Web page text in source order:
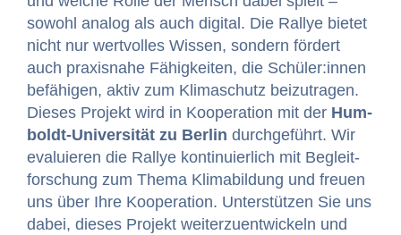
sowohl ana­log als auch dig­i­tal. Die Ral­lye bietet
nicht nur wertvolles Wis­sen, son­dern fördert
auch prax­is­na­he Fähigkeit­en, die Schüler:innen
befähi­gen, aktiv zum Kli­maschutz beizutragen.
Dieses Pro­jekt wird in Koop­er­a­tion mit der Hum­
boldt-Uni­ver­sität zu Berlin durchge­führt. Wir
evaluieren die Ral­lye kon­tinuier­lich mit Begleit­
forschung zum The­ma Klima­bil­dung und freuen
uns über Ihre Koop­er­a­tion. Unter­stützen Sie uns
dabei, dieses Pro­jekt weit­erzuen­twick­eln und